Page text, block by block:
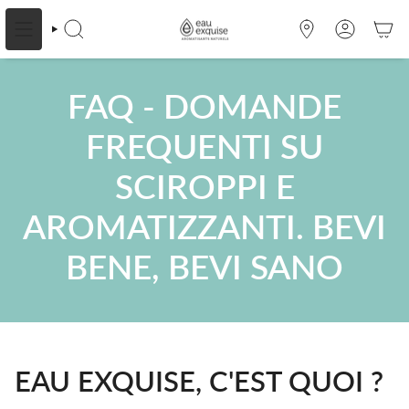
Vai
CERCA
OÙ
TROUVER
ACCOUNT
FAQ - DOMANDE
FREQUENTI SU
SCIROPPI E
AROMATIZZANTI. BEVI
BENE, BEVI SANO
EAU EXQUISE, C'EST QUOI ?